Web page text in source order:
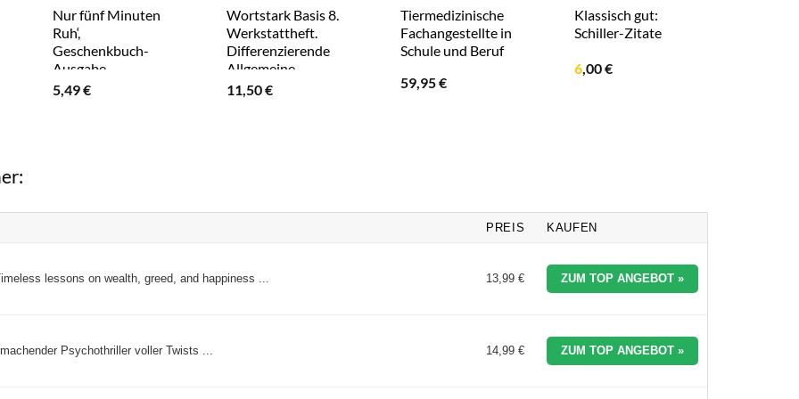
Nur fünf Minuten
Ruh‘,
Geschenkbuch-
Ausgabe
5,49€
Wortstark Basis 8.
Werkstattheft.
Differenzierende
Allgemeine
Ausgabe
11,50€
Tiermedizinische
Fachangestellte in
Schule und Beruf
59,95€
Klassisch gut:
Schiller-Zitate
6,00€
PREIS KAUFEN
lessons on wealth, greed, and happiness ... 13,99 € ZUM TOP ANGEBOT »
Psychothriller voller Twists ... 14,99 € ZUM TOP ANGEBOT »